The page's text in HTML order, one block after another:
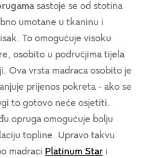
sastoje se od stotina
umotane u tkaninu i
To omogućuje visoku
osobito u područjima tijela
Ova vrsta madraca osobito je
prijenos pokreta - ako se
to gotovo neće osjetiti.
opruga omogućuje bolju
topline. Upravo takvu
madraci Platinum Star i